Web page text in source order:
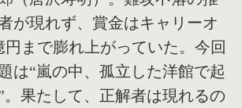
が現れず、賞金はキャリーオ
円まで膨れ上がっていた。今回
は“嵐の中、孤立した洋館で起
。果たして、正解者は現れるの